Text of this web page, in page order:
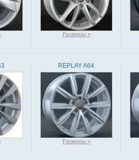
Размеры »
REPLAY A64
Размеры »